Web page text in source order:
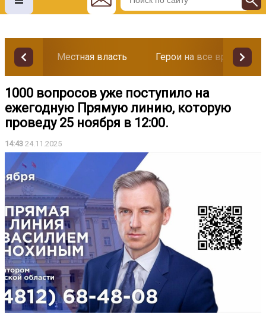
Местная власть Герои на все времена
1000 вопросов уже поступило на
ежегодную Прямую линию, которую
проведу 25 ноября в 12:00.
14:43 24.11.2025